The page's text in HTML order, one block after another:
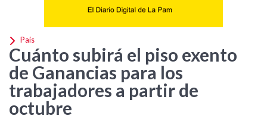
País
Cuánto subirá el piso exento
de Ganancias para los
trabajadores a partir de
octubre